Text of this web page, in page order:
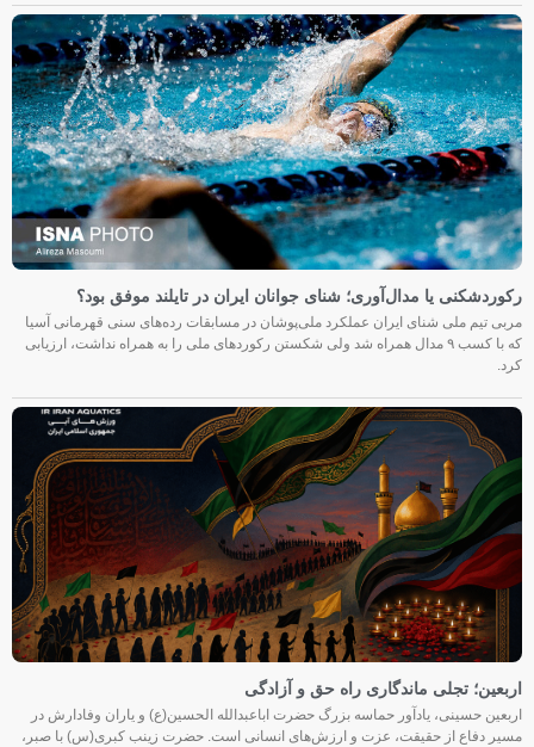
رکوردشکنی یا مدال‌آوری؛ شنای جوانان ایران در تایلند موفق بود؟
مربی تیم ملی شنای ایران عملکرد ملی‌پوشان در مسابقات رده‌های سنی قهرمانی آسیا
که با کسب ۹ مدال همراه شد ولی شکستن رکوردهای ملی را به همراه نداشت، ارزیابی
کرد.
اربعین؛ تجلی ماندگاری راه حق و آزادگی
اربعین حسینی، یادآور حماسه بزرگ حضرت اباعبدالله الحسین(ع) و یاران وفادارش در
مسیر دفاع از حقیقت، عزت و ارزش‌های انسانی است. حضرت زینب کبری(س) با صبر،